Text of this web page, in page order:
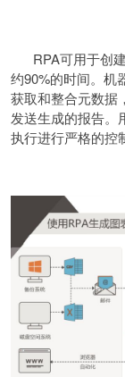
RPA可用于创
约90%的时间。机
获取和整合元数据
发送生成的报告。
执行进行严格的控